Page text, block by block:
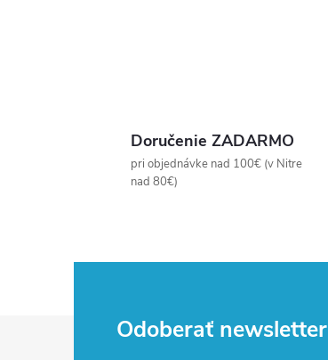
Doručenie ZADARMO
pri objednávke nad 100€ (v Nitre
nad 80€)
Odoberať newsletter